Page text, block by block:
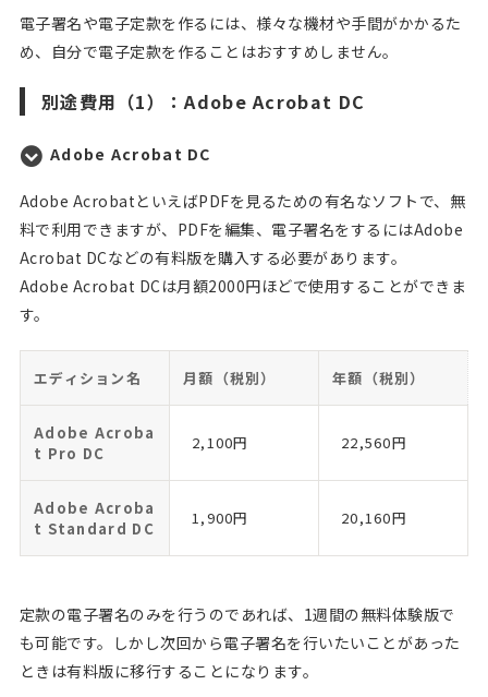
電子署名や電子定款を作るには、様々な機材や手間がかかるた
め、自分で電子定款を作ることはおすすめしません。
別途費用（1）：Adobe Acrobat DC
Adobe Acrobat DC
Adobe AcrobatといえばPDFを見るための有名なソフトで、無
料で利用できますが、PDFを編集、電子署名をするにはAdobe
Acrobat DCなどの有料版を購入する必要があります。
Adobe Acrobat DCは月額2000円ほどで使用することができま
す。
エディション名 月額（税別） 年額（税別）
Adobe Acroba
t Pro DC
2,100円 22,560円
Adobe Acroba
t Standard DC
1,900円 20,160円
定款の電子署名のみを行うのであれば、1週間の無料体験版で
も可能です。しかし次回から電子署名を行いたいことがあった
ときは有料版に移行することになります。